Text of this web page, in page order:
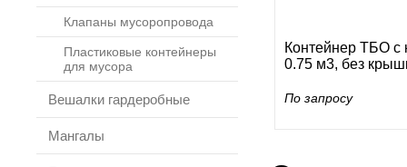
Клапаны мусоропровода
Пластиковые контейнеры
для мусора
Вешалки гардеробные
Мангалы
Контейнер ТБО с
0.75 м3, без
По запросу